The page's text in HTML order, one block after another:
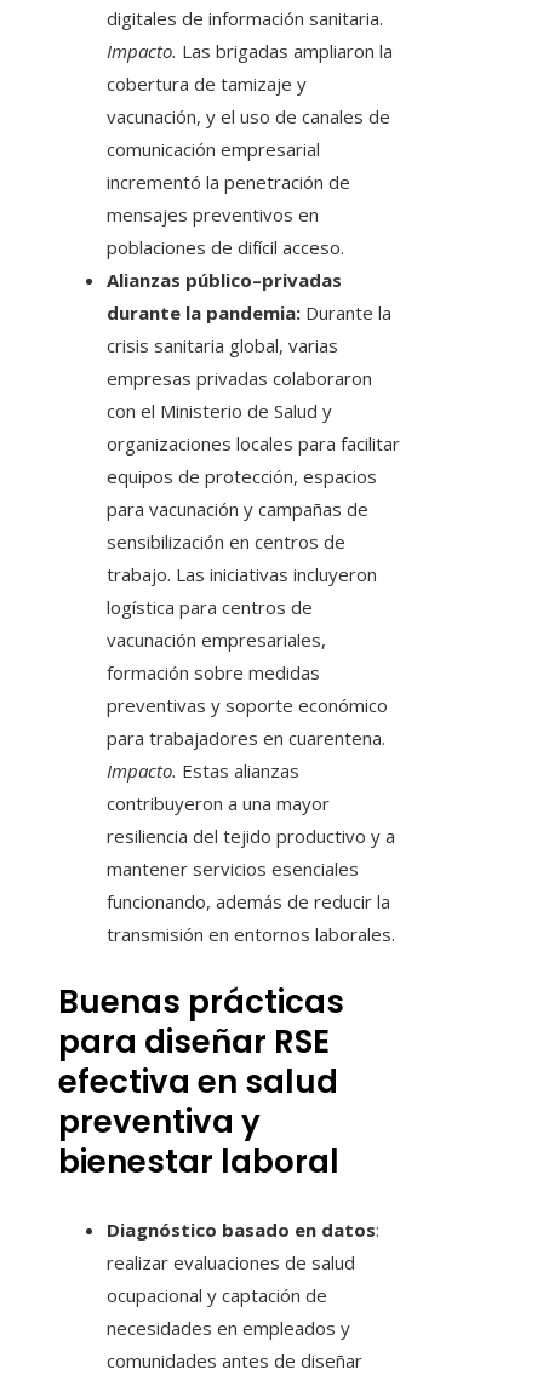
digitales de información sanitaria.
Impacto. Las brigadas ampliaron la
cobertura de tamizaje y
vacunación, y el uso de canales de
comunicación empresarial
incrementó la penetración de
mensajes preventivos en
poblaciones de difícil acceso.
Alianzas público–privadas
durante la pandemia: Durante la
crisis sanitaria global, varias
empresas privadas colaboraron
con el Ministerio de Salud y
organizaciones locales para facilitar
equipos de protección, espacios
para vacunación y campañas de
sensibilización en centros de
trabajo. Las iniciativas incluyeron
logística para centros de
vacunación empresariales,
formación sobre medidas
preventivas y soporte económico
para trabajadores en cuarentena.
Impacto. Estas alianzas
contribuyeron a una mayor
resiliencia del tejido productivo y a
mantener servicios esenciales
funcionando, además de reducir la
transmisión en entornos laborales.
Buenas prácticas
para diseñar RSE
efectiva en salud
preventiva y
bienestar laboral
Diagnóstico basado en datos:
realizar evaluaciones de salud
ocupacional y captación de
necesidades en empleados y
comunidades antes de diseñar